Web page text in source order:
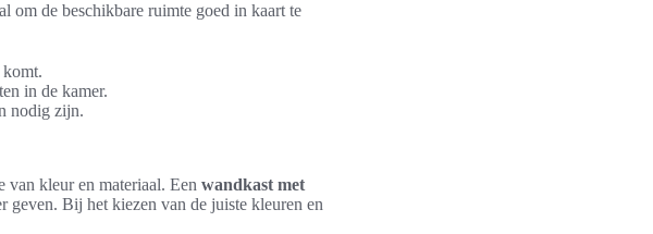
om de beschikbare ruimte goed in kaart te
komt.
in de kamer.
nodig zijn.
van kleur en materiaal. Een wandkast met
geven. Bij het kiezen van de juiste kleuren en